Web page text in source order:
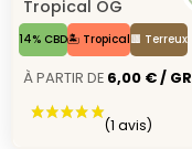
Tropical OG
14% CBD🏝️ Tropical🟫 Terreux
À Partir de6,00 € / GR